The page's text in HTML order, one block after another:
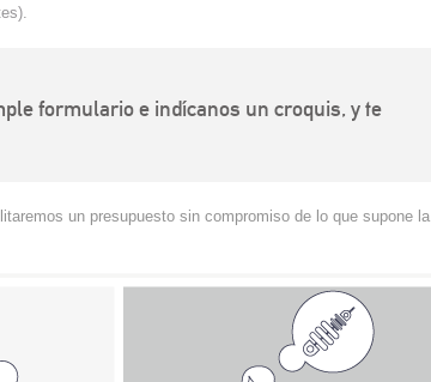
formulario e indícanos un croquis, y te
un presupuesto sin compromiso de lo que supone la